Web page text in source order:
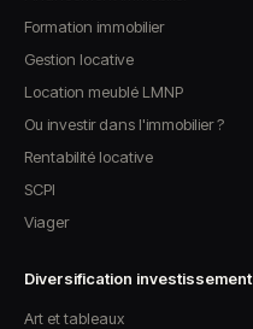
Formation immobilier
Gestion locative
Location meublé LMNP
Ou investir dans l'immobilier ?
Rentabilité locative
SCPI
Viager
Diversification investissement
Art et tableaux